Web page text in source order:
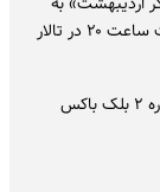
رهبری و آهنگسازی حمید عسکری ۲۵ و ۲۶ اردیبهشت ساعت ۲۰ در تالار
گروه «شبدیز» ۲۵ اردیبهشت ساعت ۱۹ در سالن شماره ۲ بلک باکس